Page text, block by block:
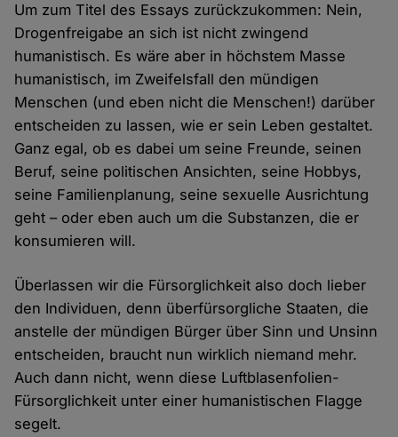
Um zum Titel des Essays zurückzukommen: Nein,
Drogenfreigabe an sich ist nicht zwingend
humanistisch. Es wäre aber in höchstem Masse
humanistisch, im Zweifelsfall den mündigen
Menschen (und eben nicht die Menschen!) darüber
entscheiden zu lassen, wie er sein Leben gestaltet.
Ganz egal, ob es dabei um seine Freunde, seinen
Beruf, seine politischen Ansichten, seine Hobbys,
seine Familienplanung, seine sexuelle Ausrichtung
geht – oder eben auch um die Substanzen, die er
konsumieren will.
Überlassen wir die Fürsorglichkeit also doch lieber
den Individuen, denn überfürsorgliche Staaten, die
anstelle der mündigen Bürger über Sinn und Unsinn
entscheiden, braucht nun wirklich niemand mehr.
Auch dann nicht, wenn diese Luftblasenfolien-
Fürsorglichkeit unter einer humanistischen Flagge
segelt.